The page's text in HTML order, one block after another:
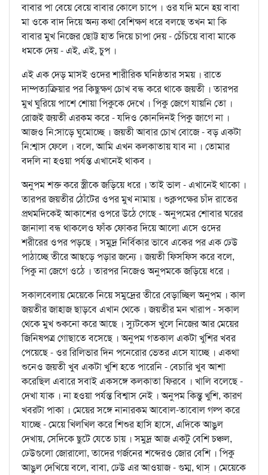
বাবার পা বেয়ে বেয়ে বাবার কোলে চাপে । ওর যদি মনে হয় বাবা
মা ওকে বাদ দিয়ে অন্য কথা বেশিক্ষণ ধরে বলছে তখন মা কি
বাবার মুখ নিজের ছোট্ট হাত দিয়ে চাপা দেয় - চেঁচিয়ে বাবা মাকে
ধমকে দেয় - এই, এই, চুপ ।
এই এক দেড় মাসই ওদের শারীরিক ঘনিষ্ঠতার সময় । রাতে
দাম্পত্যক্রিয়ার পর কিছুক্ষণ চোখ বন্ধ করে থাকে জয়তী । তারপর
মুখ ঘুরিয়ে পাশে শোয়া পিকুকে দেখে । পিকু জেগে যায়নি তো ।
রোজই জয়তী এরকম করে - যদিও কোনদিনই পিকু জাগে না ।
আজও নি:সাড়ে ঘুমোচ্ছে । জয়তী আবার চোখ বোজে - বড় একটা
নি:শ্বাস ফেলে । বলে, আমি এখন কলকাতায় যাব না । তোমার
বদলি না হওয়া পর্যন্ত এখানেই থাকব ।
অনুপম শক্ত করে স্ত্রীকে জড়িয়ে ধরে । তাই ভাল - এখানেই থাকো ।
তারপর জয়তীর ঠোঁটের ওপর মুখ নামায় । শুক্লপক্ষের চাঁদ রাতের
প্রথমদিকেই আকাশের ওপরে উঠে গেছে - অনুপমের শোবার ঘরের
জানালা বন্ধ থাকলেও ফাঁক ফোকর দিয়ে আলো এসে ওদের
শরীরের ওপর পড়ছে । সমুদ্র নির্বিকার ভাবে একের পর এক ঢেউ
পাঠাচ্ছে তীরে আছড়ে পড়ার জন্যে । জয়তী ফিসফিস করে বলে,
পিকু না জেগে ওঠে । তারপর নিজেও অনুপমকে জড়িয়ে ধরে ।
সকালবেলায় মেয়েকে নিয়ে সমুদ্রের তীরে বেড়াচ্ছিল অনুপম । কাল
জয়তীর জাহাজ ছাড়বে এখান থেকে । জয়তীর মন খারাপ - সকাল
থেকে মুখ শুকনো করে আছে । স্যুটকেস খুলে নিজের আর মেয়ের
জিনিষপত্র গোছাতে বসেছে । অনুপম গতকাল একটা খুশির খবর
পেয়েছে - ওর রিলিভার দিন পনেরোর ভেতর এসে যাচ্ছে । একথা
শুনেও জয়তী খুব একটা খুশি হতে পারেনি - বেচারি খুব আশা
করেছিল এবারে সবাই একসঙ্গে কলকাতা ফিরবে । খালি বলেছে -
দেখা যাক । না হওয়া পর্যন্ত বিশ্বাস নেই । অনুপম কিন্তু খুশি, কারণ
খবরটা পাকা । মেয়ের সঙ্গে নানারকম আবোল-তাবোল গল্প করে
যাচ্ছে - মেয়ে খিলখিল করে শিশুর হাসি হাসে, এদিকে আঙুল
দেখায়, সেদিকে ছুটে যেতে চায় । সমুদ্র আজ একটু বেশি চঞ্চল,
ঢেউগুলো জোরালো, তাদের গর্জনের শব্দেরও জোর বেশি । পিকু
আঙুল দেখিয়ে বলে, বাবা, ঢেউ এর আওয়াজ - গুম্ম, থাস্‌ । মেয়েকে